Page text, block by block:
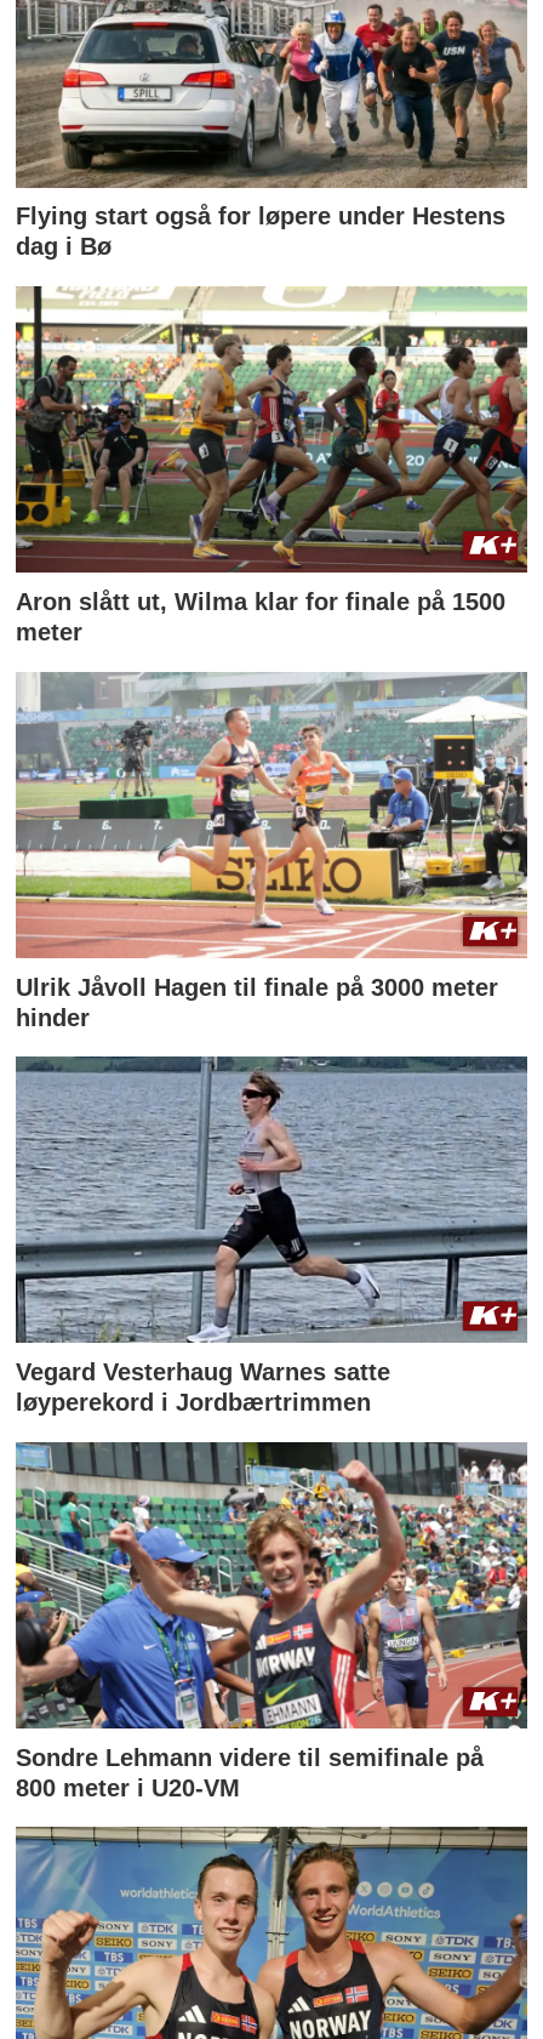
Flying start også for løpere under Hestens
dag i Bø
Aron slått ut, Wilma klar for finale på 1500
meter
Ulrik Jåvoll Hagen til finale på 3000 meter
hinder
Vegard Vesterhaug Warnes satte
løyperekord i Jordbærtrimmen
Sondre Lehmann videre til semifinale på
800 meter i U20-VM